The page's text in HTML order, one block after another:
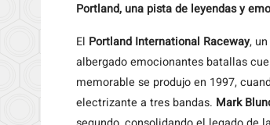
Portland, una pista de leyendas y
El Portland International Raceway,
albergado emocionantes batallas
memorable se produjo en 1997,
electrizante a tres bandas. Mark